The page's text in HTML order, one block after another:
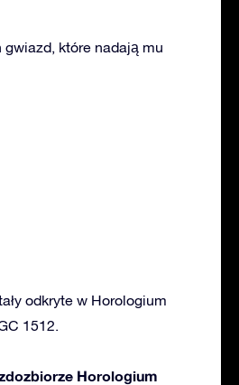
które nadają mu
odkryte w Horologium
1512.
Horologium